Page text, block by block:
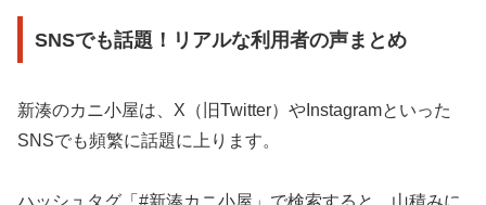
SNSでも話題！リアルな利用者の声まとめ
新湊のカニ小屋は、X（旧Twitter）やInstagramといった
SNSでも頻繁に話題に上ります。